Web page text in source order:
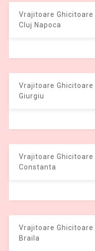
Vrajitoare
Cluj Napoca
Vrajitoare
Giurgiu
Vrajitoare
Constanta
Vrajitoare
Braila